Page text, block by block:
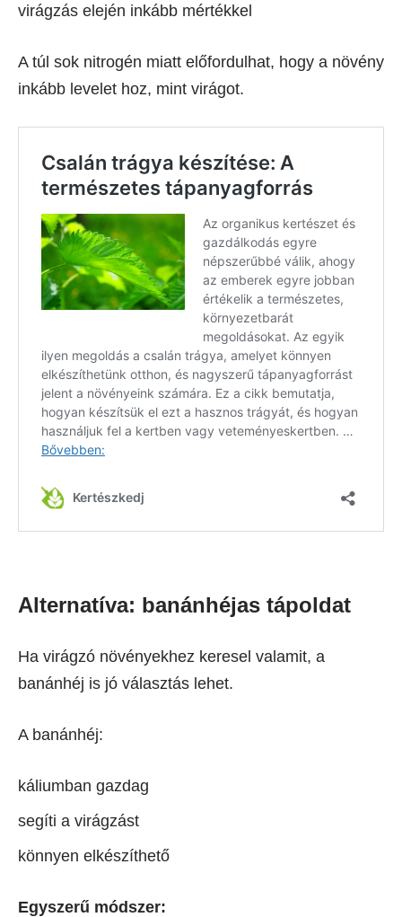
virágzás elején inkább mértékkel
A túl sok nitrogén miatt előfordulhat, hogy a növény
inkább levelet hoz, mint virágot.
Alternatíva: banánhéjas tápoldat
Ha virágzó növényekhez keresel valamit, a
banánhéj is jó választás lehet.
A banánhéj:
káliumban gazdag
segíti a virágzást
könnyen elkészíthető
Egyszerű módszer: